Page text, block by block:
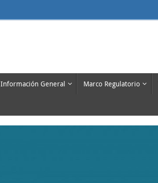
Información General Marco Regulatorio